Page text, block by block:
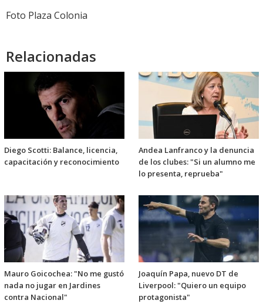
Foto Plaza Colonia
Relacionadas
Diego Scotti: Balance, licencia,
capacitación y reconocimiento
Andea Lanfranco y la denuncia
de los clubes: "Si un alumno me
lo presenta, reprueba"
Mauro Goicochea: "No me gustó
nada no jugar en Jardines
contra Nacional"
Joaquín Papa, nuevo DT de
Liverpool: "Quiero un equipo
protagonista"